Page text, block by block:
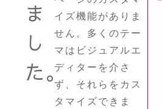
ま
し
た。
イズ機能がありま
せん。多くのテー
マはビジュアルエ
ディターを介さ
ず、それらをカス
タマイズできま